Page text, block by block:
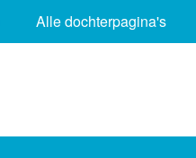
Alle dochterpagina's